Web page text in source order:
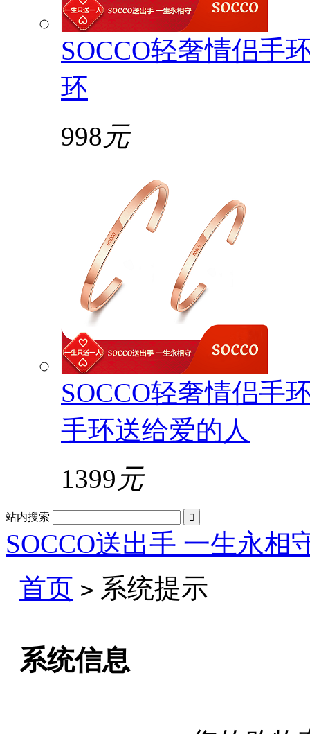
SOCCO轻奢情侣手
环
998 元
SOCCO轻奢情侣手
手环送给爱的人
1399 元
站内搜索 
SOCCO送出手 一生永相
首页 > 系统提示
系统信息